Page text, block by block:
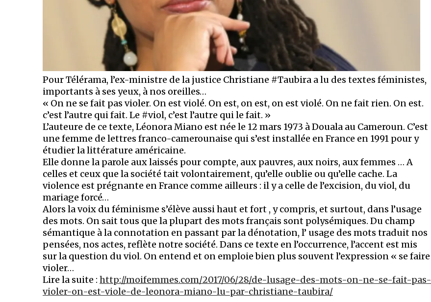
Pour Télérama, l’ex-ministre de la justice Christiane #Taubira a lu des textes féministes,
importants à ses yeux, à nos oreilles…
« On ne se fait pas violer. On est violé. On est, on est, on est violé. On ne fait rien. On est.
c’est l’autre qui fait. Le #viol, c’est l’autre qui le fait. »
L’auteure de ce texte, Léonora Miano est née le 12 mars 1973 à Douala au Cameroun. C’est
une femme de lettres franco-camerounaise qui s’est installée en France en 1991 pour y
étudier la littérature américaine.
Elle donne la parole aux laissés pour compte, aux pauvres, aux noirs, aux femmes … A
celles et ceux que la société tait volontairement, qu’elle oublie ou qu’elle cache. La
violence est prégnante en France comme ailleurs : il y a celle de l’excision, du viol, du
mariage forcé…
Alors la voix du féminisme s’élève aussi haut et fort , y compris, et surtout, dans l’usage
des mots. On sait tous que la plupart des mots français sont polysémiques. Du champ
sémantique à la connotation en passant par la dénotation, l’ usage des mots traduit nos
pensées, nos actes, reflète notre société. Dans ce texte en l’occurrence, l’accent est mis
sur la question du viol. On entend et on emploie bien plus souvent l’expression « se faire
violer…
Lire la suite : http://moifemmes.com/2017/06/28/de-lusage-des-mots-on-ne-se-fait-pas-
violer-on-est-viole-de-leonora-miano-lu-par-christiane-taubira/